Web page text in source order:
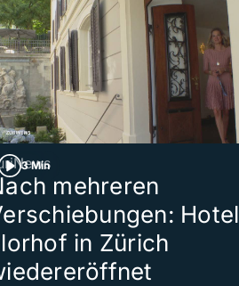
3 Min
mehreren
Hotel
in Zürich